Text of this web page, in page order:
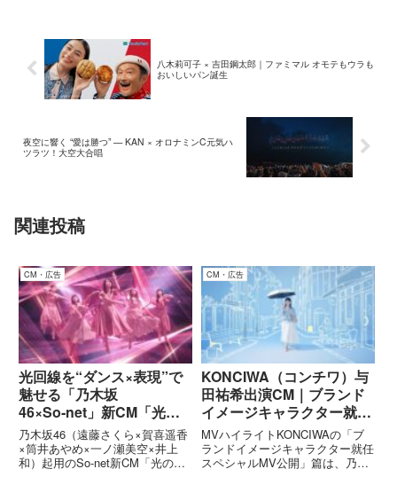
八木莉可子 × 吉田鋼太郎｜ファミマル オモテもウラも
おいしいパン誕生
夜空に響く “愛は勝つ” — KAN × オロナミンC元気ハ
ツラツ！大空大合唱
関連投稿
CM・広告
光回線を“ダンス×表現”で
魅せる「乃木坂
46×So‑net」新CM「光の
糸」篇
乃木坂46（遠藤さくら×賀喜遥香
×筒井あやめ×一ノ瀬美空×井上
和）起用のSo-net新CM「光の
CM・広告
KONCIWA（コンチワ）与
田祐希出演CM｜ブランド
イメージキャラクター就任
スペシャルMV公開
MVハイライトKONCIWAの「ブ
ランドイメージキャラクター就任
スペシャルMV公開」篇は、乃木